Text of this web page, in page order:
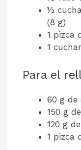
½
(8 g)
1 pizca
1
Para el
60 g de
150 g
120 g
1 pizca